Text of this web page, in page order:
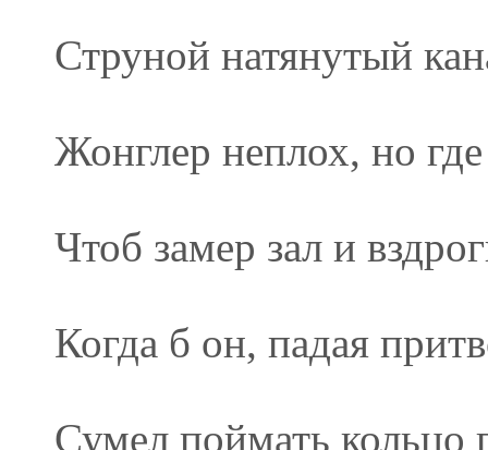
Струной натянутый
Жонглер неплох, но
Чтоб замер зал и
Когда б он, падая
Сумел поймать кольцо